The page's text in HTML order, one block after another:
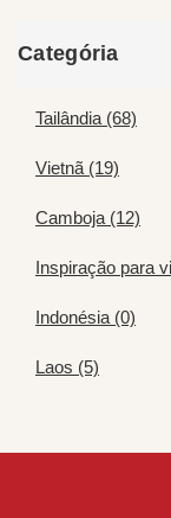
Categória
Tailândia (68)
Vietnã (19)
Camboja (12)
Inspiração para
Indonésia (0)
Laos (5)